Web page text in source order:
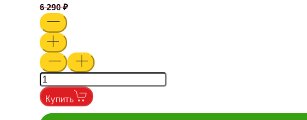
6 290
Купить